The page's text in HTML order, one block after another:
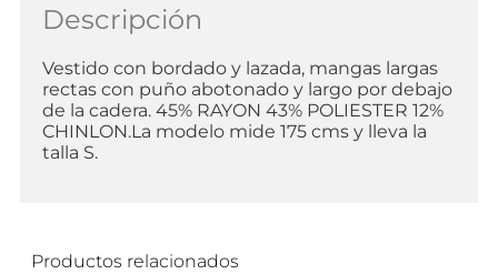
Descripción
Vestido con bordado y lazada, mangas largas
rectas con puño abotonado y largo por debajo
de la cadera. 45% RAYON 43% POLIESTER 12%
CHINLON.La modelo mide 175 cms y lleva la
talla S.
Productos relacionados